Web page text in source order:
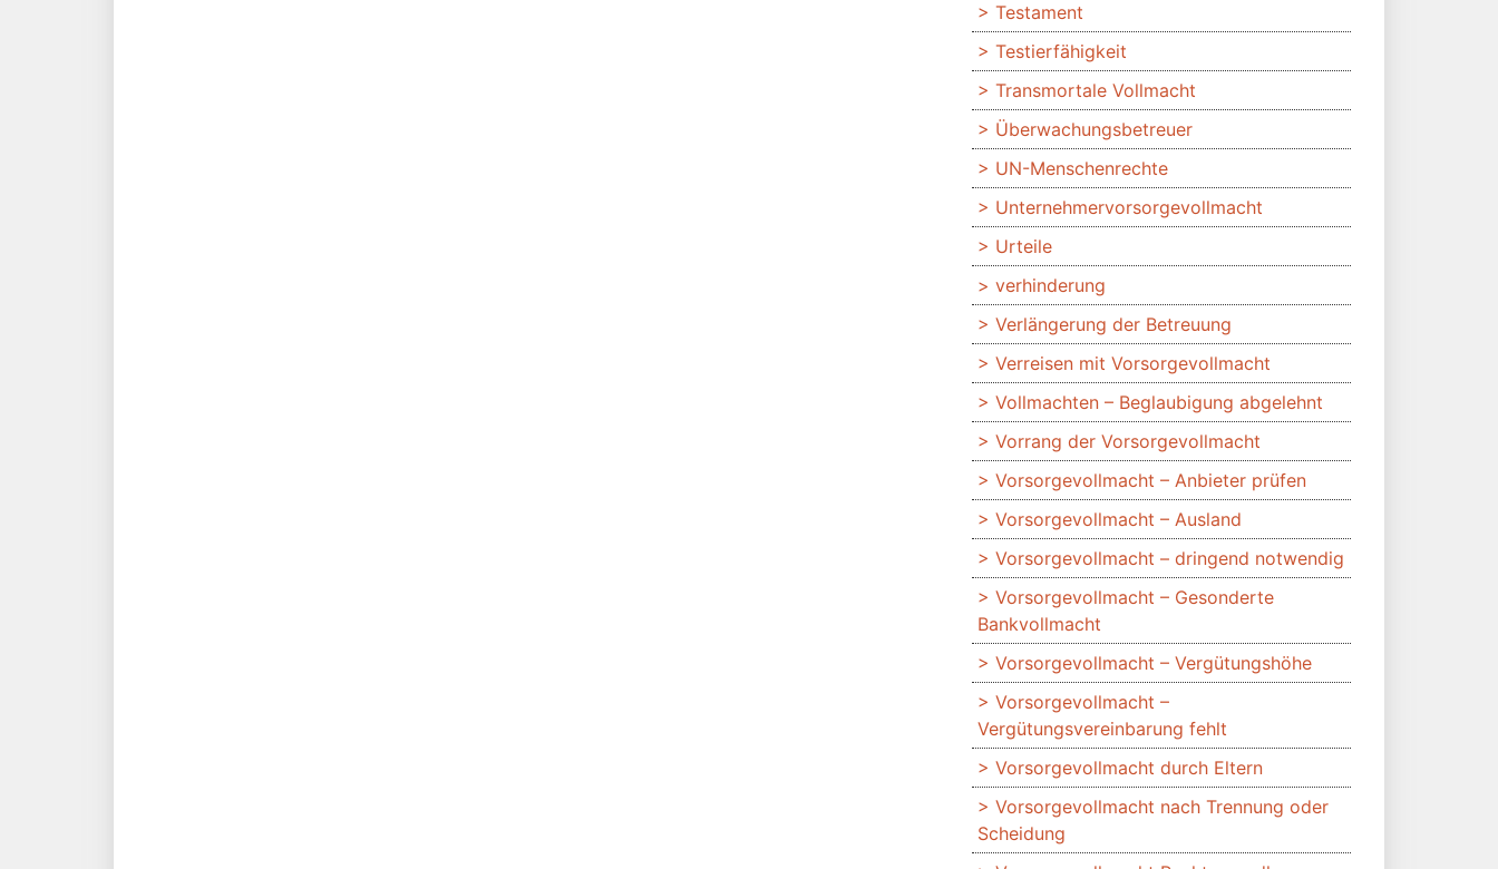
Testament
Testierfähigkeit
Transmortale Vollmacht
Überwachungsbetreuer
UN-Menschenrechte
Unternehmervorsorgevollmacht
Urteile
verhinderung
Verlängerung der Betreuung
Verreisen mit Vorsorgevollmacht
Vollmachten – Beglaubigung abgelehnt
Vorrang der Vorsorgevollmacht
Vorsorgevollmacht – Anbieter prüfen
Vorsorgevollmacht – Ausland
Vorsorgevollmacht – dringend notwendig
Vorsorgevollmacht – Gesonderte
Bankvollmacht
Vorsorgevollmacht – Vergütungshöhe
Vorsorgevollmacht –
Vergütungsvereinbarung fehlt
Vorsorgevollmacht durch Eltern
Vorsorgevollmacht nach Trennung oder
Scheidung